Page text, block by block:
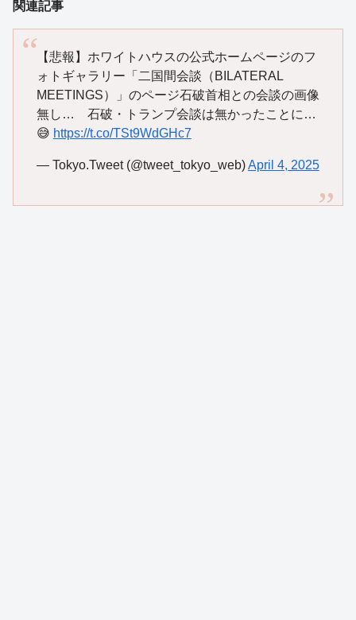
関連記事
【悲報】ホワイトハウスの公式ホームページのフ
ォトギャラリー「二国間会談（BILATERAL
MEETINGS）」のページ石破首相との会談の画像
無し… 石破・トランプ会談は無かったことに…
😅 https://t.co/TSt9WdGHc7
— Tokyo.Tweet (@tweet_tokyo_web)April 4, 2025